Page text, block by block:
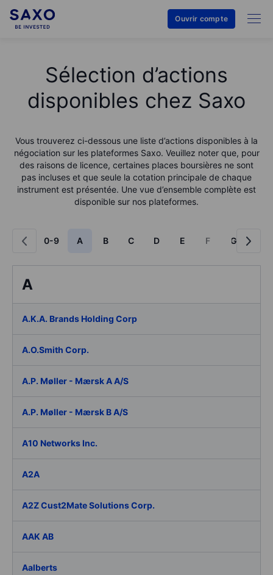
Ouvrir compte
Sélection d’actions
disponibles chez Saxo
Vous trouverez ci-dessous une liste d’actions disponibles à la
négociation sur les plateformes Saxo. Veuillez noter que, pour
des raisons de licence, certaines places boursières ne sont
pas incluses et que seule la cotation principale de chaque
instrument est présentée. Une vue d’ensemble complète est
disponible sur nos plateformes.
0-9 A B C D E F G
A
A.K.A. Brands Holding Corp
A.O.Smith Corp.
A.P. Møller - Mærsk A A/S
A.P. Møller - Mærsk B A/S
A10 Networks Inc.
A2A
A2Z Cust2Mate Solutions Corp.
AAK AB
Aalberts